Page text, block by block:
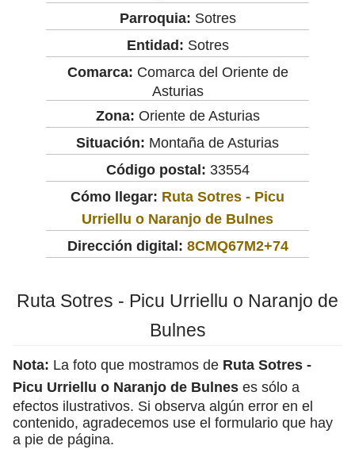
Parroquia: Sotres
Entidad: Sotres
Comarca: Comarca del Oriente de
Asturias
Zona: Oriente de Asturias
Situación: Montaña de Asturias
Código postal: 33554
Cómo llegar: Ruta Sotres - Picu
Urriellu o Naranjo de Bulnes
Dirección digital: 8CMQ67M2+74
Ruta Sotres - Picu Urriellu o Naranjo de
Bulnes
Nota: La foto que mostramos de Ruta Sotres -
Picu Urriellu o Naranjo de Bulnes es sólo a
efectos ilustrativos. Si observa algún error en el
contenido, agradecemos use el formulario que hay
a pie de página.